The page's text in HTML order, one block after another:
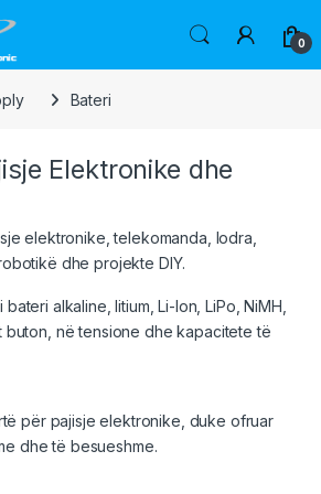
0
Bateri
Elektronike dhe
elektronike, telekomanda, lodra,
dhe projekte DIY.
alkaline, litium, Li-Ion, LiPo, NiMH,
buton, në tensione dhe kapacitete të
për pajisje elektronike, duke ofruar
dhe të besueshme.